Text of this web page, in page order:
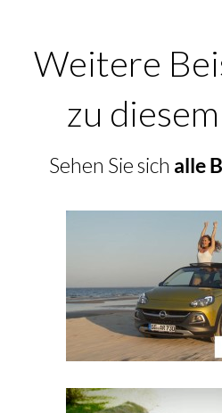
Weitere
zu
Sehen Sie sich alle